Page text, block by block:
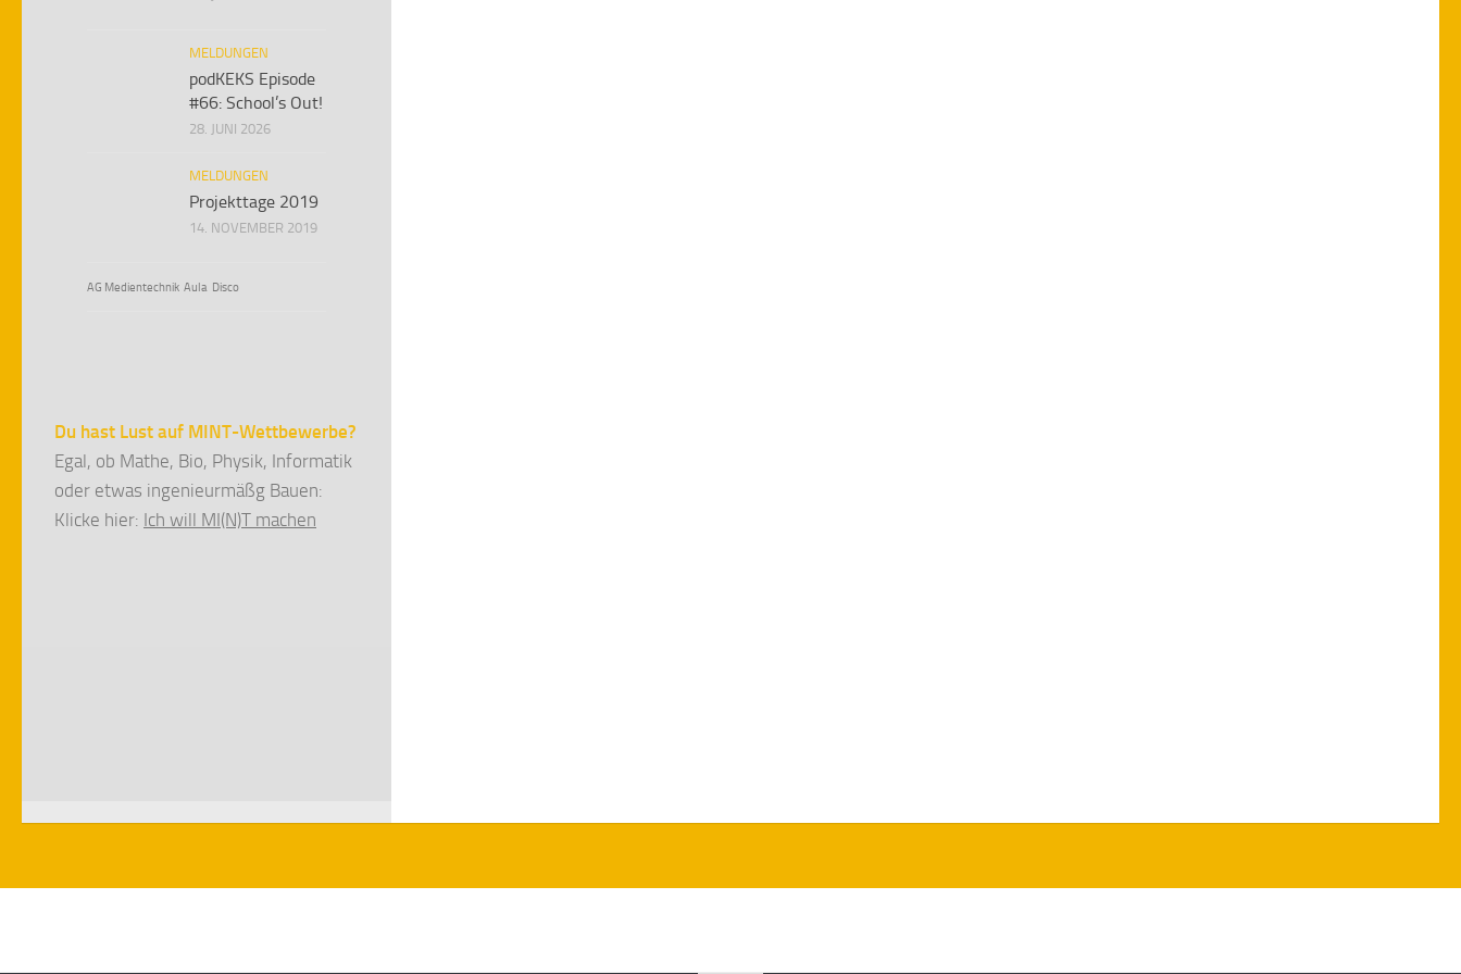
MELDUNGEN
podKEKS Episode
#66: School’s Out!
28. JUNI 2026
MELDUNGEN
Projekttage 2019
14. NOVEMBER 2019
AG Medientechnik Aula Disco
Du hast Lust auf MINT-Wettbewerbe?
Egal, ob Mathe, Bio, Physik, Informatik
oder etwas ingenieurmäßg Bauen:
Klicke hier: Ich will MI(N)T machen